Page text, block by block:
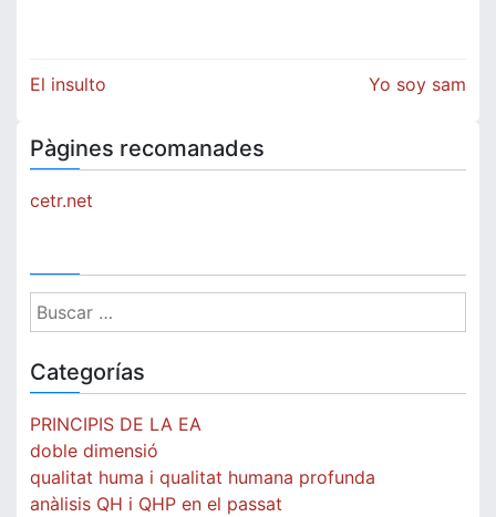
Navegación
entradas
El insulto Yo soy sam
Pàgines recomanades
cetr.net
Buscar:
Categorías
PRINCIPIS DE LA EA
doble dimensió
qualitat huma i qualitat humana profunda
anàlisis QH i QHP en el passat